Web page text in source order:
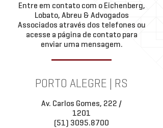
PORTO ALEGRE | RS
Av. Carlos Gomes, 222 /
1201
(51) 3095.8700
Entre em contato com o Eichenberg,
Lobato, Abreu & Advogados
Associados através dos telefones ou
acesse a página de contato para
enviar uma mensagem.